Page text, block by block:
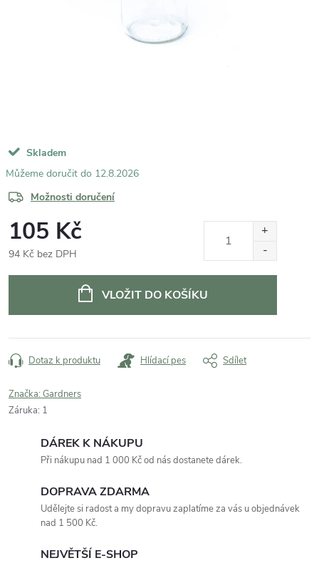
Skladem
12.8.2026
Možnosti doručení
105 Kč
94 Kč bez DPH
VLOŽIT DO KOŠÍKU
Dotaz k produktu Hlídací pes Sdílet
Značka: Gardners
Záruka: 1
DÁREK K NÁKUPU
Při nákupu nad 1 000 Kč od nás dostanete dárek.
DOPRAVA ZDARMA
Udělejte si radost a my dopravu zaplatíme za vás u objednávek
nad 1 500 Kč.
NEJVĚTŠÍ E-SHOP